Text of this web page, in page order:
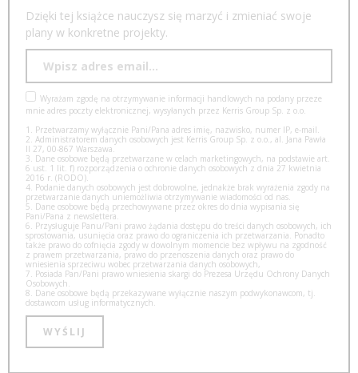
Dzięki tej książce nauczysz się marzyć i zmieniać swoje
plany w konkretne projekty.
Wyrażam zgodę na otrzymywanie informacji handlowych na podany przeze
mnie adres poczty elektronicznej, wysyłanych przez Kerris Group Sp. z o.o.
1. Przetwarzamy wyłącznie Pani/Pana adres imię, nazwisko, numer IP, e-mail.
2. Administratorem danych osobowych jest Kerris Group Sp. z o.o., al. Jana Pawła
II 27, 00-867 Warszawa.
3. Dane osobowe będą przetwarzane w celach marketingowych, na podstawie art.
6 ust. 1 lit. f) rozporządzenia o ochronie danych osobowych z dnia 27 kwietnia
2016 r. (RODO).
4. Podanie danych osobowych jest dobrowolne, jednakże brak wyrażenia zgody na
przetwarzanie danych uniemożliwia otrzymywanie wiadomości od nas.
5. Dane osobowe będą przechowywane przez okres do dnia wypisania się
Pani/Pana z newslettera.
6. Przysługuje Panu/Pani prawo żądania dostępu do treści danych osobowych, ich
sprostowania, usunięcia oraz prawo do ograniczenia ich przetwarzania. Ponadto
także prawo do cofnięcia zgody w dowolnym momencie bez wpływu na zgodność
z prawem przetwarzania, prawo do przenoszenia danych oraz prawo do
wniesienia sprzeciwu wobec przetwarzania danych osobowych,
7. Posiada Pan/Pani prawo wniesienia skargi do Prezesa Urzędu Ochrony Danych
Osobowych.
8. Dane osobowe będą przekazywane wyłącznie naszym podwykonawcom, tj.
dostawcom usług informatycznych.